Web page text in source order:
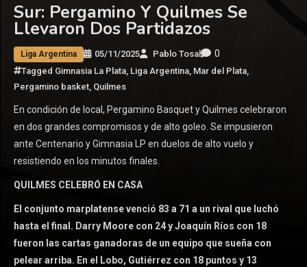
Sur: Pergamino Y Quilmes Se
Llevaron Dos Partidazos
Liga Argentina 05/11/2025 Pablo Tosal 0
Tagged Gimnasia La Plata, Liga Argentina, Mar del Plata,
Pergamino basket, Quilmes
En condición de local, Pergamino Basquet y Quilmes celebraron
en dos grandes compromisos y de alto goleo. Se impusieron
ante Centenario y Gimnasia LP en duelos de alto vuelo y
resistiendo en los minutos finales.
QUILMES CELEBRÓ EN CASA
El conjunto marplatense venció 83 a 71 a un rival que luchó
hasta el final. Darry Moore con 24 y Joaquín Ríos con 18
fueron las cartas ganadoras de un equipo que sueña con
pelear arriba. En el Lobo, Gutiérrez con 18 puntos y 13